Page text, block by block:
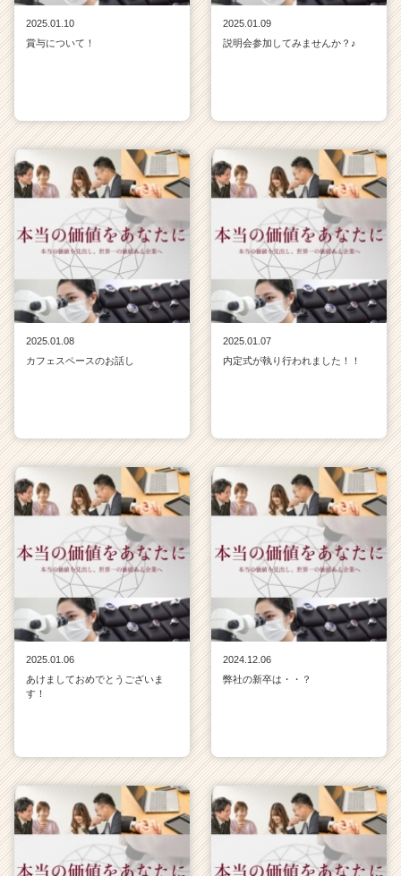
2025.01.10
賞与について！
2025.01.09
説明会参加してみませんか？♪
2025.01.08
カフェスペースのお話し
2025.01.07
内定式が執り行われました！！
2025.01.06
あけましておめでとうございま
す！
2024.12.06
弊社の新卒は・・？